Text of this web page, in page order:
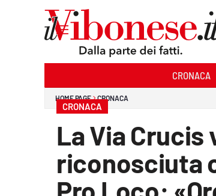
CRONACA
HOME PAGE CRONACA
CRONACA
La Via
riconosciuta